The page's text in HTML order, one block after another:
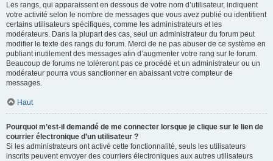
Les rangs, qui apparaissent en dessous de votre nom d’utilisateur, indiquent
votre activité selon le nombre de messages que vous avez publié ou identifient
certains utilisateurs spécifiques, comme les administrateurs et les
modérateurs. Dans la plupart des cas, seul un administrateur du forum peut
modifier le texte des rangs du forum. Merci de ne pas abuser de ce système en
publiant inutilement des messages afin d’augmenter votre rang sur le forum.
Beaucoup de forums ne toléreront pas ce procédé et un administrateur ou un
modérateur pourra vous sanctionner en abaissant votre compteur de
messages.
Haut
Pourquoi m’est-il demandé de me connecter lorsque je clique sur le lien de
courrier électronique d’un utilisateur ?
Si les administrateurs ont activé cette fonctionnalité, seuls les utilisateurs
inscrits peuvent envoyer des courriers électroniques aux autres utilisateurs